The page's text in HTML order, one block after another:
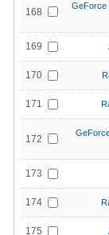
168
GeForce
169
170
171
172
173
174
175